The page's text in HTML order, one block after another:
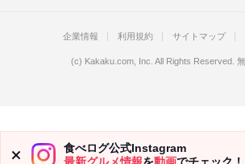
食べログ公式Instagram
企業情報 利用規約 サイトマップ
(c) Kakaku.com, Inc. All Rights Reserved.